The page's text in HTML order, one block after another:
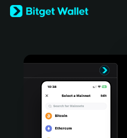
English
日本語
Türkçe